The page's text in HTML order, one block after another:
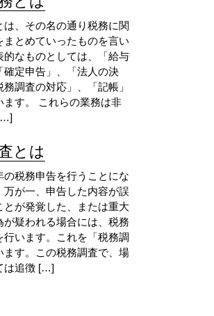
は、その名の通り税務に関
まとめていったものを言い
的なものとしては、「給与
確定申告」、「法人の決
調査の対応」、「記帳」
ます。 これらの業務は非
とは
の税務申告を行うことにな
万が一、申告した内容が誤
とが発覚した、または重大
が疑われる場合には、税務
行います。これを「税務調
ます。この税務調査で、場
は追徴 […]